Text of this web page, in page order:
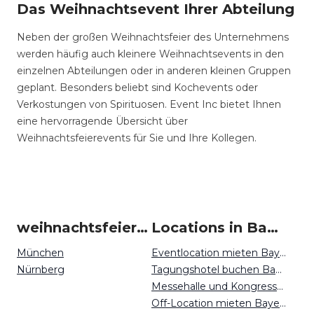
Das Weihnachtsevent Ihrer Abteilung
Neben der großen Weihnachtsfeier des Unternehmens
werden häufig auch kleinere Weihnachtsevents in den
einzelnen Abteilungen oder in anderen kleinen Gruppen
geplant. Besonders beliebt sind Kochevents oder
Verkostungen von Spirituosen. Event Inc bietet Ihnen
eine hervorragende Übersicht über
Weihnachtsfeierevents für Sie und Ihre Kollegen.
weihnachtsfeier-ideen um Bayern
München
Nürnberg
Locations in Bayern mieten
Eventlocation mieten Bayern
Tagungshotel buchen Bayern
Messehalle und Kongresszentrum mieten Bayern
Off-Location mieten Bayern